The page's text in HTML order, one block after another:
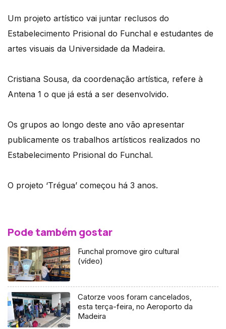
Um projeto artístico vai juntar reclusos do
Estabelecimento Prisional do Funchal e estudantes de
artes visuais da Universidade da Madeira.
Cristiana Sousa, da coordenação artística, refere à
Antena 1 o que já está a ser desenvolvido.
Os grupos ao longo deste ano vão apresentar
publicamente os trabalhos artísticos realizados no
Estabelecimento Prisional do Funchal.
O projeto ‘Trégua’ começou há 3 anos.
Pode também gostar
Funchal promove giro cultural
(vídeo)
Catorze voos foram cancelados,
esta terça-feira, no Aeroporto da
Madeira